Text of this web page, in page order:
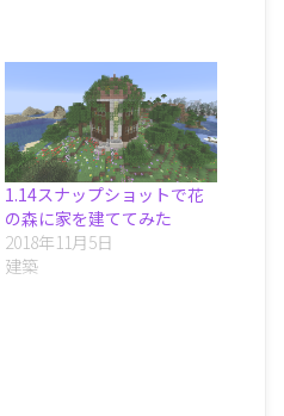
1.14スナップショットで花
の森に家を建ててみた
2018年11月5日
建築